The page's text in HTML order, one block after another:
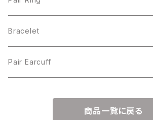
Bracelet
Pair Earcuff
商品一覧に戻る